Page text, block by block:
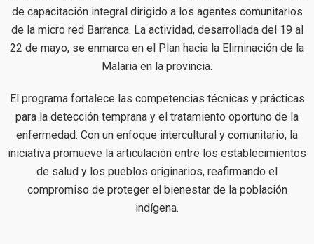
de capacitación integral dirigido a los agentes comunitarios
de la micro red Barranca. La actividad, desarrollada del 19 al
22 de mayo, se enmarca en el Plan hacia la Eliminación de la
Malaria en la provincia.
El programa fortalece las competencias técnicas y prácticas
para la detección temprana y el tratamiento oportuno de la
enfermedad. Con un enfoque intercultural y comunitario, la
iniciativa promueve la articulación entre los establecimientos
de salud y los pueblos originarios, reafirmando el
compromiso de proteger el bienestar de la población
indígena.